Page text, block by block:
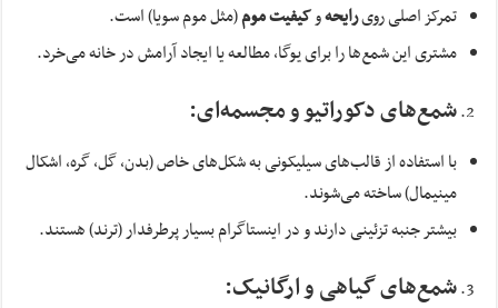
تمرکز اصلی رویرایحهوکیفیت موم(مثل موم سویا) است.
مشتری این شمع‌ها را برای یوگا، مطالعه یا ایجاد آرامش در خانه می‌خرد.
شمع‌های دکوراتیو و مجسمه‌ای:
با استفاده از قالب‌های سیلیکونی به شکل‌های خاص (بدن، گل، گره، اشکال
مینیمال) ساخته می‌شوند.
بیشتر جنبه تزئینی دارند و در اینستاگرام بسیار پرطرفدار (ترند) هستند.
شمع‌های گیاهی و ارگانیک: